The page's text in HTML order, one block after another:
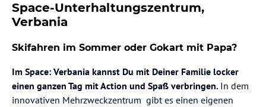
Space-Unterhaltungszentrum,
Verbania
Skifahren im Sommer oder Gokart mit Papa?
Im Space: Verbania kannst Du mit Deiner Familie locker
einen ganzen Tag mit Action und Spaß verbringen. In dem
innovativen Mehrzweckzentrum gibt es einen eigenen